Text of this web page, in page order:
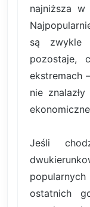
najniższa w
są zwykle
pozostaje,
ekstremach
nie
Jeśli
ostatnich